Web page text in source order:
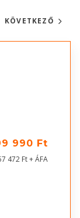
KÖVETKEZŐ
990 Ft
472 Ft + ÁFA